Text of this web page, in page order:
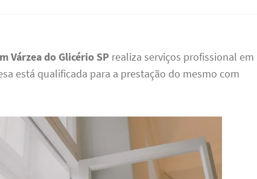
Várzea do Glicério SP realiza serviços profissional em
está qualificada para a prestação do mesmo com